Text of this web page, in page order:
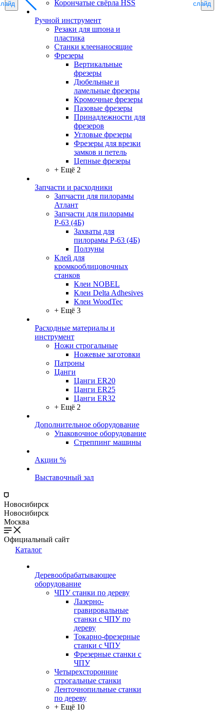
Корончатые свёрла HSS
Ручной инструмент
Резаки для шпона и
пластика
Станки клеенаносящие
Фрезеры
Вертикальные
фрезеры
Дюбельные и
ламельные фрезеры
Кромочные фрезеры
Пазовые фрезеры
Принадлежности для
фрезеров
Угловые фрезеры
Фрезеры для врезки
замков и петель
Цепные фрезеры
+ Ещё 2
Запчасти и расходники
Запчасти для пилорамы
Атлант
Запчасти для пилорамы
Р-63 (4Б)
Захваты для
пилорамы Р-63 (4Б)
Ползуны
Клей для
кромкооблицовочных
станков
Клеи NOBEL
Клеи Delta Adhesives
Клеи WoodTec
+ Ещё 3
Расходные материалы и
инструмент
Ножи строгальные
Ножевые заготовки
Патроны
Цанги
Цанги ER20
Цанги ER25
Цанги ER32
+ Ещё 2
Дополнительное оборудование
Упаковочное оборудование
Стреппинг машины
Акции %
Выставочный зал
Новосибирск
Новосибирск
Москва
Официальный сайт
Каталог
Деревообрабатывающее
оборудование
ЧПУ станки по дереву
Лазерно-
гравировальные
станки с ЧПУ по
дереву
Токарно-фрезерные
станки с ЧПУ
Фрезерные станки с
ЧПУ
Четырехсторонние
строгальные станки
Ленточнопильные станки
по дереву
+ Ещё 10
слайд